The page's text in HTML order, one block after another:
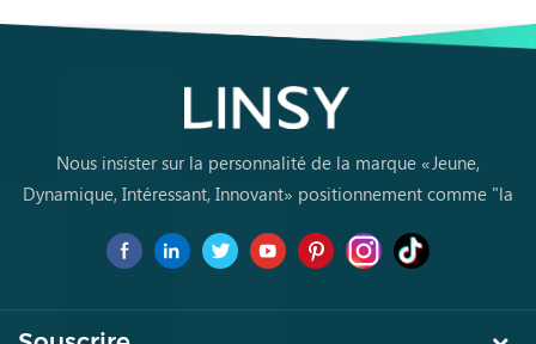
Nous insister sur la personnalité de la marque «Jeune,
Dynamique, Intéressant, Innovant» positionnement comme "la
pour la première fois